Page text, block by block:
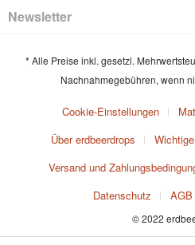
Newsletter
* Alle Preise inkl. gesetzl.
Nachnahmegebühren, wenn
Cookie-Einstellungen
Über erdbeerdrops
Versand und
Datenschutz
AGB
© 2022